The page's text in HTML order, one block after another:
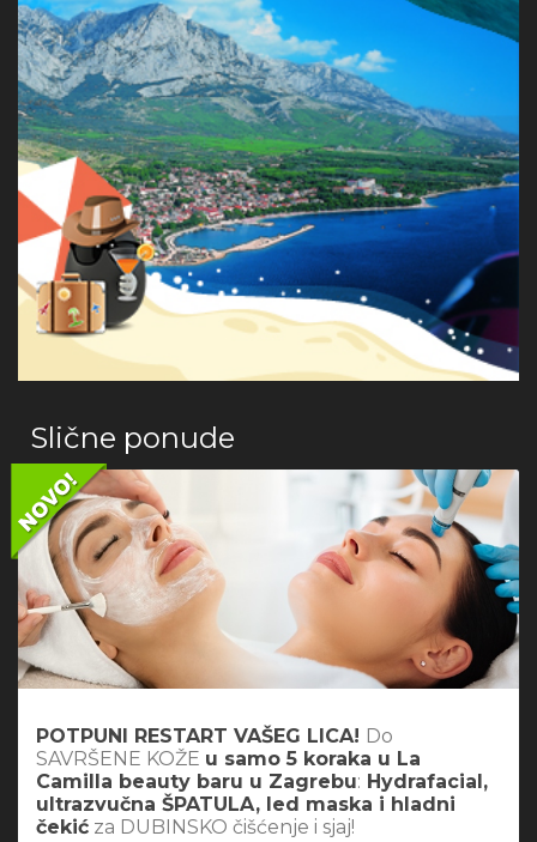
Slične ponude
POTPUNI RESTART VAŠEG LICA! Do
SAVRŠENE KOŽE u samo 5 koraka u La
Camilla beauty baru u Zagrebu: Hydrafacial,
ultrazvučna ŠPATULA, led maska i hladni
čekić za DUBINSKO čišćenje i sjaj!